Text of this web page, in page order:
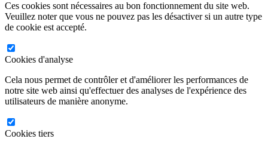
Ces cookies sont nécessaires au bon fonctionnement du site web.
Veuillez noter que vous ne pouvez pas les désactiver si un autre type
de cookie est accepté.
Cookies d'analyse
Cela nous permet de contrôler et d'améliorer les performances de
notre site web ainsi qu'effectuer des analyses de l'expérience des
utilisateurs de manière anonyme.
Cookies tiers